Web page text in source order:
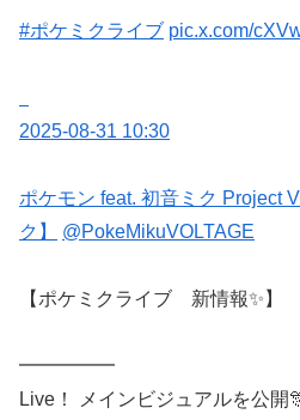
#ポケミクライブ pic.x.com/
2025-08-31 10:30
ポケモン feat. 初音ミク Project
ク】
@PokeMikuVOLTAGE
【ポケミクライブ 新情報✨】
━━━━━
Live！ メインビジュアルを公開